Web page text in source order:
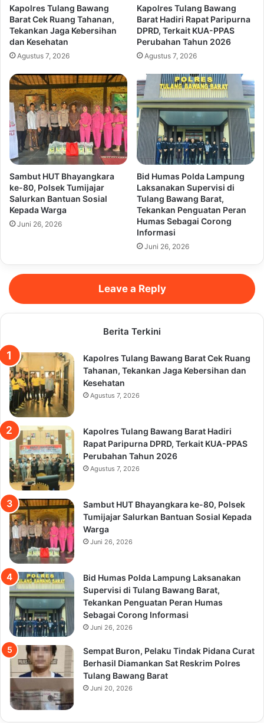
Kapolres Tulang Bawang
Barat Cek Ruang Tahanan,
Tekankan Jaga Kebersihan
dan Kesehatan
Agustus 7, 2026
Kapolres Tulang Bawang
Barat Hadiri Rapat Paripurna
DPRD, Terkait KUA-PPAS
Perubahan Tahun 2026
Agustus 7, 2026
Sambut HUT Bhayangkara
ke-80, Polsek Tumijajar
Salurkan Bantuan Sosial
Kepada Warga
Juni 26, 2026
Bid Humas Polda Lampung
Laksanakan Supervisi di
Tulang Bawang Barat,
Tekankan Penguatan Peran
Humas Sebagai Corong
Informasi
Juni 26, 2026
Leave a Reply
Berita Terkini
Kapolres Tulang Bawang Barat Cek Ruang
Tahanan, Tekankan Jaga Kebersihan dan
Kesehatan
Agustus 7, 2026
Kapolres Tulang Bawang Barat Hadiri
Rapat Paripurna DPRD, Terkait KUA-PPAS
Perubahan Tahun 2026
Agustus 7, 2026
Sambut HUT Bhayangkara ke-80, Polsek
Tumijajar Salurkan Bantuan Sosial Kepada
Warga
Juni 26, 2026
Bid Humas Polda Lampung Laksanakan
Supervisi di Tulang Bawang Barat,
Tekankan Penguatan Peran Humas
Sebagai Corong Informasi
Juni 26, 2026
Sempat Buron, Pelaku Tindak Pidana Curat
Berhasil Diamankan Sat Reskrim Polres
Tulang Bawang Barat
Juni 20, 2026